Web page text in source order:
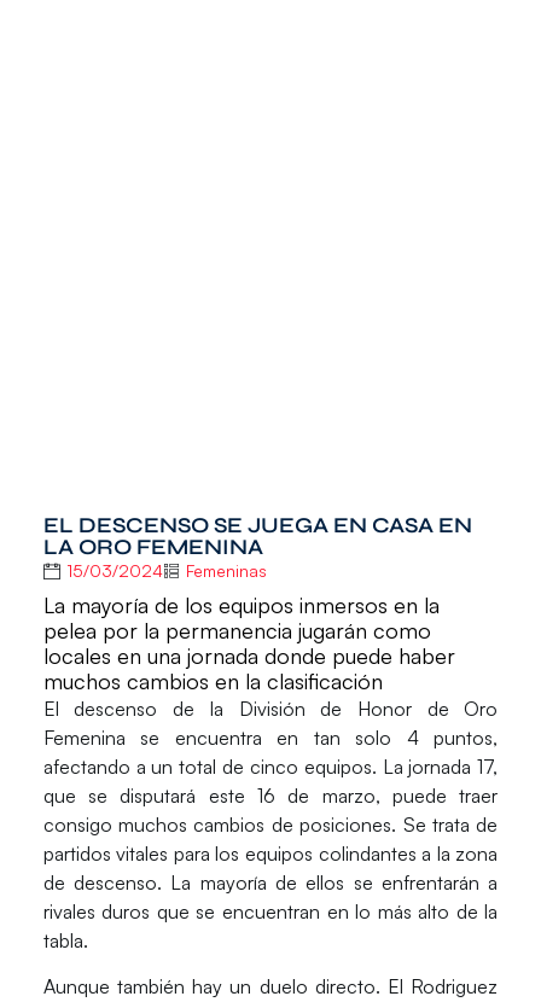
EL DESCENSO SE JUEGA EN CASA EN
LA ORO FEMENINA
15/03/2024 Femeninas
La mayoría de los equipos inmersos en la
pelea por la permanencia jugarán como
locales en una jornada donde puede haber
muchos cambios en la clasificación
El descenso de la División de Honor de Oro
Femenina se encuentra en tan solo 4 puntos,
afectando a un total de cinco equipos. La jornada 17,
que se disputará este 16 de marzo, puede traer
consigo muchos cambios de posiciones. Se trata de
partidos vitales para los equipos colindantes a la zona
de descenso. La mayoría de ellos se enfrentarán a
rivales duros que se encuentran en lo más alto de la
tabla.
Aunque también hay un duelo directo. El Rodriguez